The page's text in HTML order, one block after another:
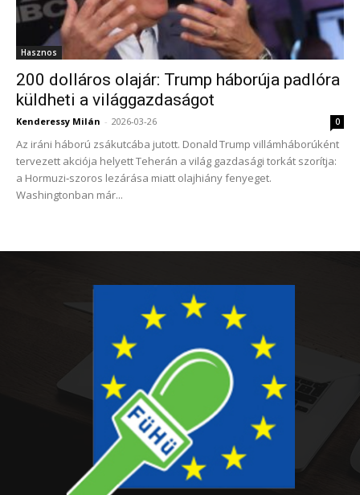
Hasznos
200 dolláros olajár: Trump háborúja padlóra
küldheti a világgazdaságot
Kenderessy Milán - 2026-03-26 0
Az iráni háború zsákutcába jutott. Donald Trump villámháborúként
tervezett akciója helyett Teherán a világ gazdasági torkát szorítja:
a Hormuzi‑szoros lezárása miatt olajhiány fenyeget.
Washingtonban már...